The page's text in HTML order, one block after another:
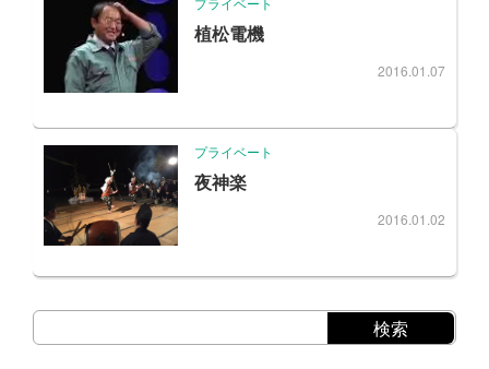
植松電機
2016.01.07
プライベート
夜神楽
2016.01.02